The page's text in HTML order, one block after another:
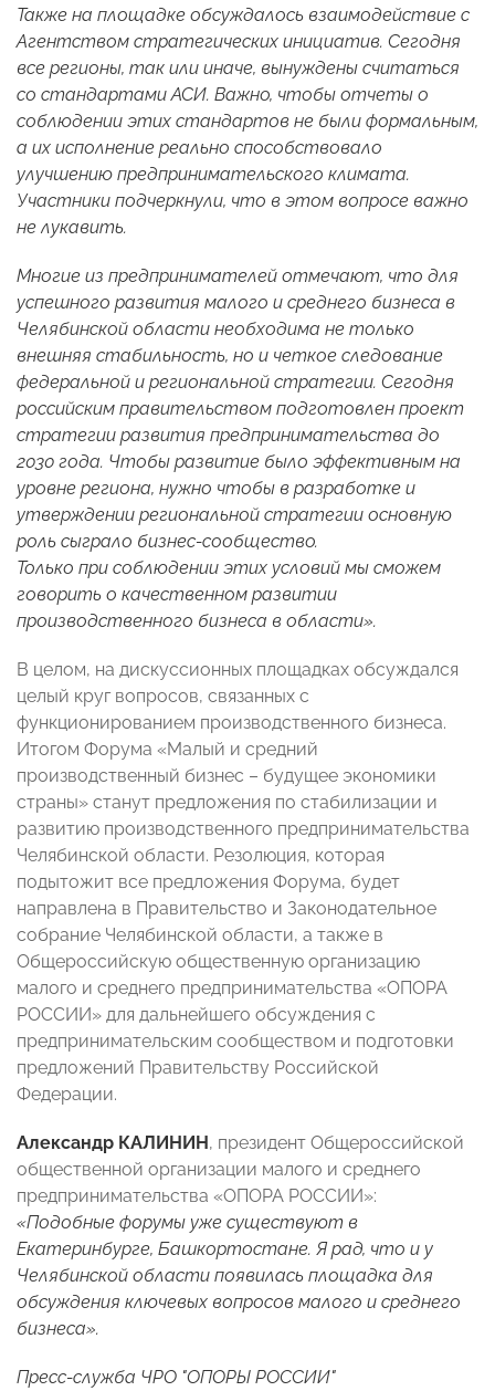
Также на площадке обсуждалось взаимодействие с
Агентством стратегических инициатив. Сегодня
все регионы, так или иначе, вынуждены считаться
со стандартами АСИ. Важно, чтобы отчеты о
соблюдении этих стандартов не были формальным,
а их исполнение реально способствовало
улучшению предпринимательского климата.
Участники подчеркнули, что в этом вопросе важно
не лукавить.
Многие из предпринимателей отмечают, что для
успешного развития малого и среднего бизнеса в
Челябинской области необходима не только
внешняя стабильность, но и четкое следование
федеральной и региональной стратегии. Сегодня
российским правительством подготовлен проект
стратегии развития предпринимательства до
2030 года. Чтобы развитие было эффективным на
уровне региона, нужно чтобы в разработке и
утверждении региональной стратегии основную
роль сыграло бизнес-сообщество.
Только при соблюдении этих условий мы сможем
говорить о качественном развитии
производственного бизнеса в области».
В целом, на дискуссионных площадках обсуждался
целый круг вопросов, связанных с
функционированием производственного бизнеса.
Итогом Форума «Малый и средний
производственный бизнес – будущее экономики
страны» станут предложения по стабилизации и
развитию производственного предпринимательства
Челябинской области. Резолюция, которая
подытожит все предложения Форума, будет
направлена в Правительство и Законодательное
собрание Челябинской области, а также в
Общероссийскую общественную организацию
малого и среднего предпринимательства «ОПОРА
РОССИИ» для дальнейшего обсуждения с
предпринимательским сообществом и подготовки
предложений Правительству Российской
Федерации.
Александр КАЛИНИН, президент Общероссийской
общественной организации малого и среднего
предпринимательства «ОПОРА РОССИИ»:
«Подобные форумы уже существуют в
Екатеринбурге, Башкортостане. Я рад, что и у
Челябинской области появилась площадка для
обсуждения ключевых вопросов малого и среднего
бизнеса».
Пресс-служба ЧРО "ОПОРЫ РОССИИ"